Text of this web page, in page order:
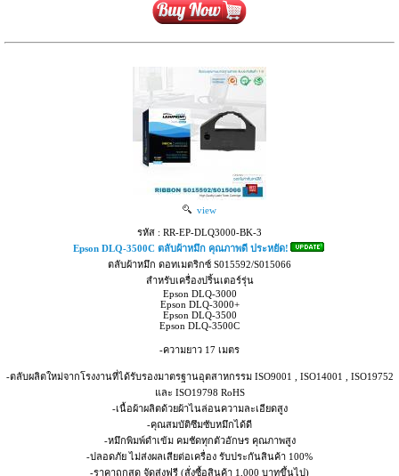
view
รหัส : RR-EP-DLQ3000-BK-3
Epson DLQ-3500C ตลับผ้าหมึก คุณภาพดี ประหยัด!
ตลับผ้าหมึก ดอทเมตริกซ์ S015592/S015066
สำหรับเครื่องปริ้นเตอร์รุ่น
Epson DLQ-3000
Epson DLQ-3000+
Epson DLQ-3500
Epson DLQ-3500C
-ความยาว 17 เมตร
-ตลับผลิตใหม่จากโรงงานที่ได้รับรองมาตรฐานอุตสาหกรรม ISO9001 , ISO14001 , ISO19752
และ ISO19798 RoHS
-เนื้อผ้าผลิตด้วยผ้าไนล่อนความละเอียดสูง
-คุณสมบัติซึมซับหมึกได้ดี
-หมึกพิมพ์ดำเข้ม คมชัดทุกตัวอักษร คุณภาพสูง
-ปลอดภัย ไม่ส่งผลเสียต่อเครื่อง รับประกันสินค้า 100%
-ราคาถูกสุด จัดส่งฟรี (สั่งซื้อสินค้า 1,000 บาทขึ้นไป)